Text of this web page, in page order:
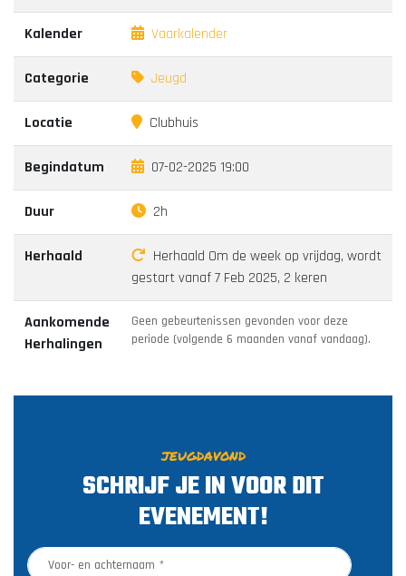
Kalender Vaarkalender
Categorie Jeugd
Locatie Clubhuis
Begindatum 07-02-2025 19:00
Duur 2h
Herhaald
Herhaald Om de week op vrijdag, wordt
gestart vanaf 7 Feb 2025, 2 keren
Aankomende
Herhalingen
Geen gebeurtenissen gevonden voor deze
periode (volgende 6 maanden vanaf vandaag).
JEUGDAVOND
SCHRIJF JE IN VOOR DIT
EVENEMENT!